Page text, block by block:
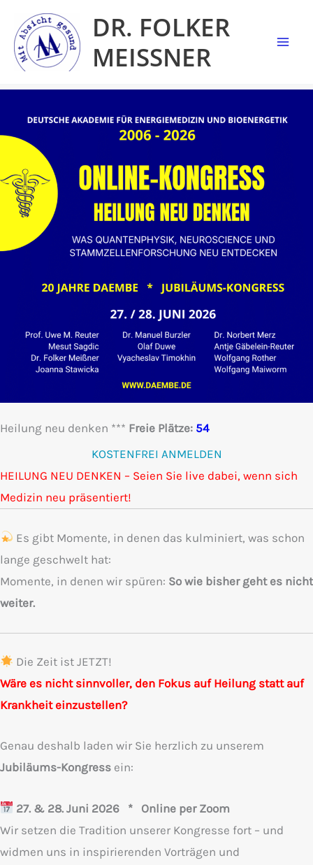
Inhalt
springen
DR. FOLKER
MEISSNER
Heilung neu denken *** Freie Plätze: 54
KOSTENFREI ANMELDEN
HEILUNG NEU DENKEN – Seien Sie live dabei, wenn sich
Medizin neu präsentiert!
Es gibt Momente, in denen das kulminiert, was schon
lange geschwelt hat:
Momente, in denen wir spüren: So wie bisher geht es nicht
weiter.
Die Zeit ist JETZT!
Wäre es nicht sinnvoller, den Fokus auf Heilung statt auf
Krankheit einzustellen?
Genau deshalb laden wir Sie herzlich zu unserem
Jubiläums-Kongress ein:
27. & 28. Juni 2026 * Online per Zoom
Wir setzen die Tradition unserer Kongresse fort – und
widmen uns in inspirierenden Vorträgen und